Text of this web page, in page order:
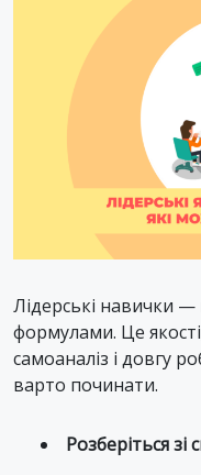
Лідерські навички
формулами. Це
самоаналіз і довгу
варто починати.
Розберіться зі